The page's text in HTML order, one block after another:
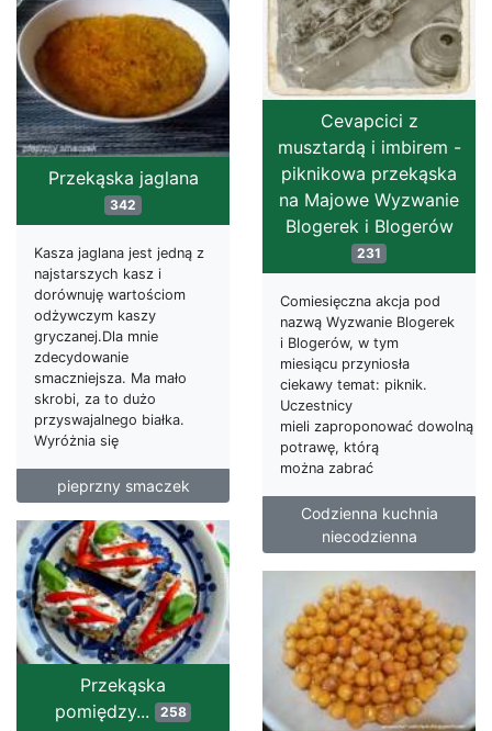
Cevapcici z
musztardą i imbirem -
piknikowa przekąska
na Majowe Wyzwanie
Blogerek i Blogerów
231
Comiesięczna akcja pod
nazwą Wyzwanie Blogerek
i Blogerów, w tym
miesiącu przyniosła
ciekawy temat: piknik.
Uczestnicy
mieli zaproponować dowolną
potrawę, którą
można zabrać
Codzienna kuchnia
niecodzienna
Przekąska jaglana
342
Kasza jaglana jest jedną z
najstarszych kasz i
dorównuję wartościom
odżywczym kaszy
gryczanej.Dla mnie
zdecydowanie
smaczniejsza. Ma mało
skrobi, za to dużo
przyswajalnego białka.
Wyróżnia się
pieprzny smaczek
Przekąska
pomiędzy...
258